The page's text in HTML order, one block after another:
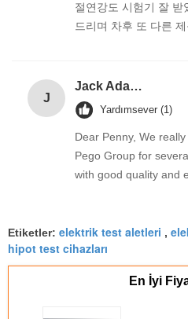
절연강도 시험기 잘
드리며 차후 또 다른
J
Jack Adams
Yardımsever (1)
Dear Penny, We
Pego Group for
with good quality and
Etiketler: elektrik test aletleri ,
hipot test cihazları
En İyi